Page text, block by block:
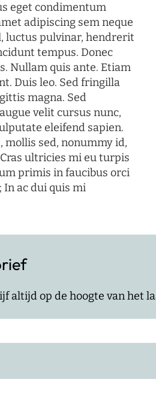
eget condimentum
adipiscing sem neque
luctus pulvinar, hendrerit
tempus. Donec
Nullam quis ante. Etiam
Duis leo. Sed fringilla
magna. Sed
velit cursus nunc,
eleifend sapien.
mollis sed, nonummy id,
ultricies mi eu turpis
primis in faucibus orci
In ac dui quis mi
altijd op de hoogte van het